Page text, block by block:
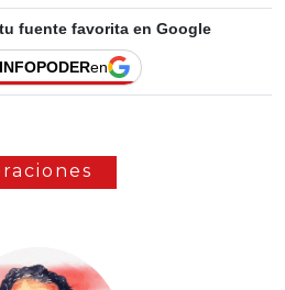
fuente favorita en Google
INFOPODERen